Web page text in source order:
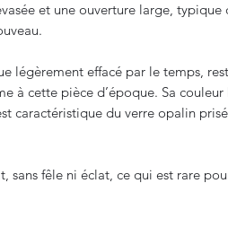
et une ouverture large, typique
légèrement effacé par le temps,
à cette pièce d’époque. Sa
caractéristique du verre opalin
sans fêle ni éclat, ce qui est rare